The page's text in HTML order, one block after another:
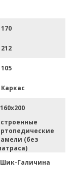
170
212
105
Каркас
160х200
(без
Шик-Галичина